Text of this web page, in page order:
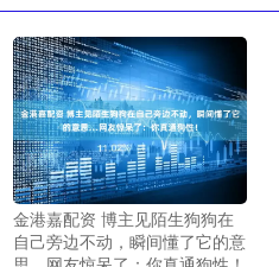
金港嘉配资 博主见陌生狗狗在
自己旁边不动，瞬间懂了它的意